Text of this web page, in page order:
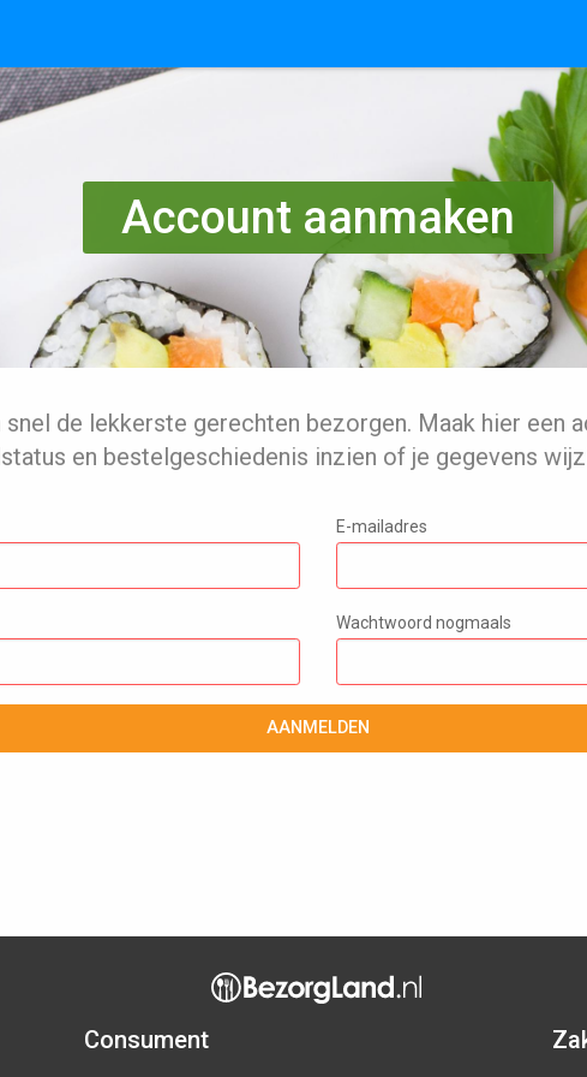
Account aanmaken
de lekkerste gerechten bezorgen. Maak hier een
en bestelgeschiedenis inzien of je gegevens
E-mailadres
Wachtwoord nogmaals
AANMELDEN
Consument